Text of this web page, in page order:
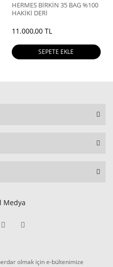
HERMES BİRKİN 35 BAG %100
HAKİKİ DERİ
11.000,00 TL
SEPETE EKLE
Medya
olmak için e-bültenimize